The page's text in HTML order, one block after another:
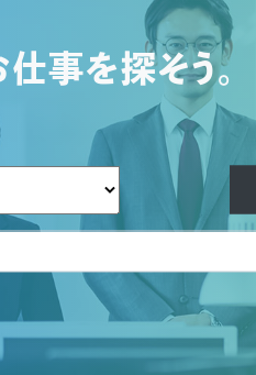
事を探そう。